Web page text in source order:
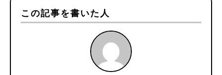
この記事を書いた人